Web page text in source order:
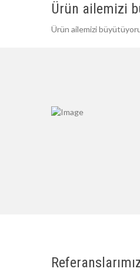
Ürün ailemizi
Ürün ailemizi